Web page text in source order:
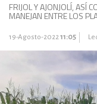
FRIJOL Y AJONJOLÍ, ASÍ
MANEJAN ENTRE LOS
19-Agosto-202211:05